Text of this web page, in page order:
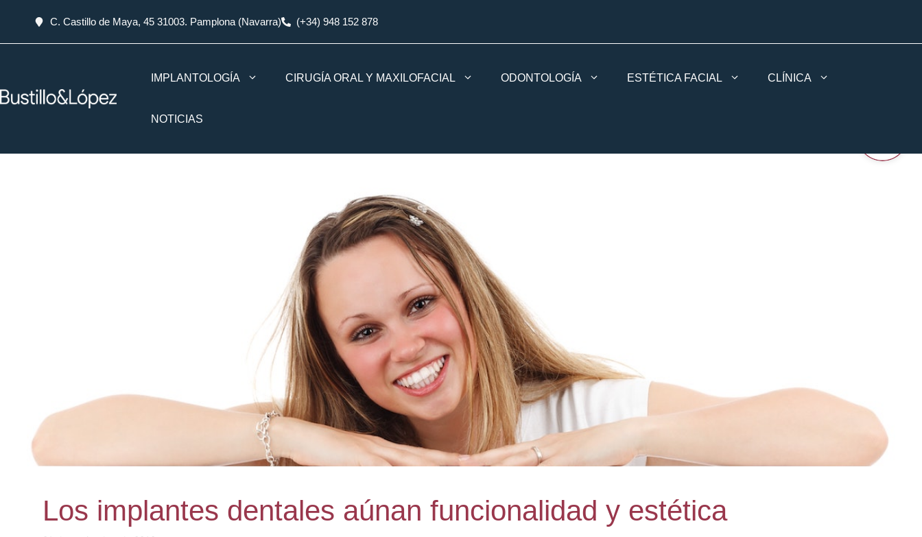
C. Castillo de Maya, 45 31003. Pamplona (Navarra) (+34) 948 152 878
IMPLANTOLOGÍA CIRUGÍA ORAL Y MAXILOFACIAL ODONTOLOGÍA ESTÉTICA FACIAL CLÍNICA
NOTICIAS
Los implantes dentales aúnan funcionalidad y estética